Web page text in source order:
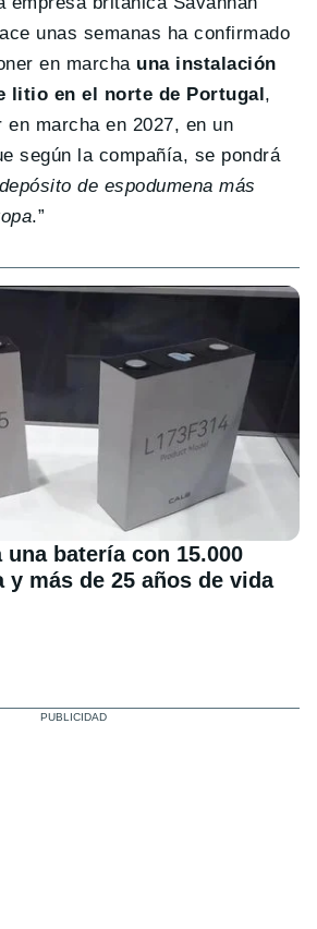
unas semanas ha confirmado
en marcha una instalación
litio en el norte de Portugal ,
en marcha en 2027, en un
según la compañía, se pondrá
de espodumena más
.”
una batería con 15.000
y más de 25 años de vida